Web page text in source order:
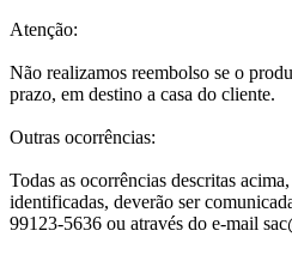
Atenção:
Não realizamos reembolso se o
prazo, em destino a casa do cliente.
Outras ocorrências:
Todas as ocorrências descritas
identificadas, deverão ser
99123-5636 ou através do e-mail